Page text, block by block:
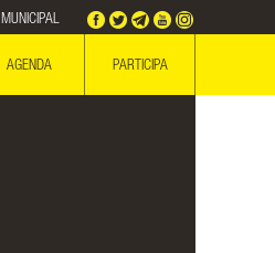
MUNICIPAL
AGENDA PARTICIPA